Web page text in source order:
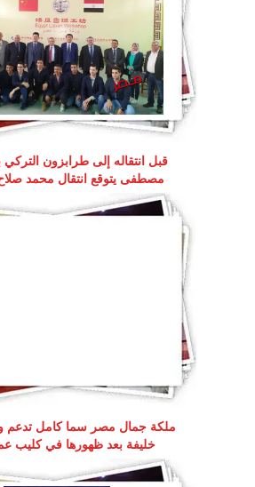
قبل انتقاله إلى طرابزون التركي
مصطفى يتوقع انتقال محمد صلاح
ملكة جمال مصر سما كامل تدعم
خليفة بعد ظهورها في كليب